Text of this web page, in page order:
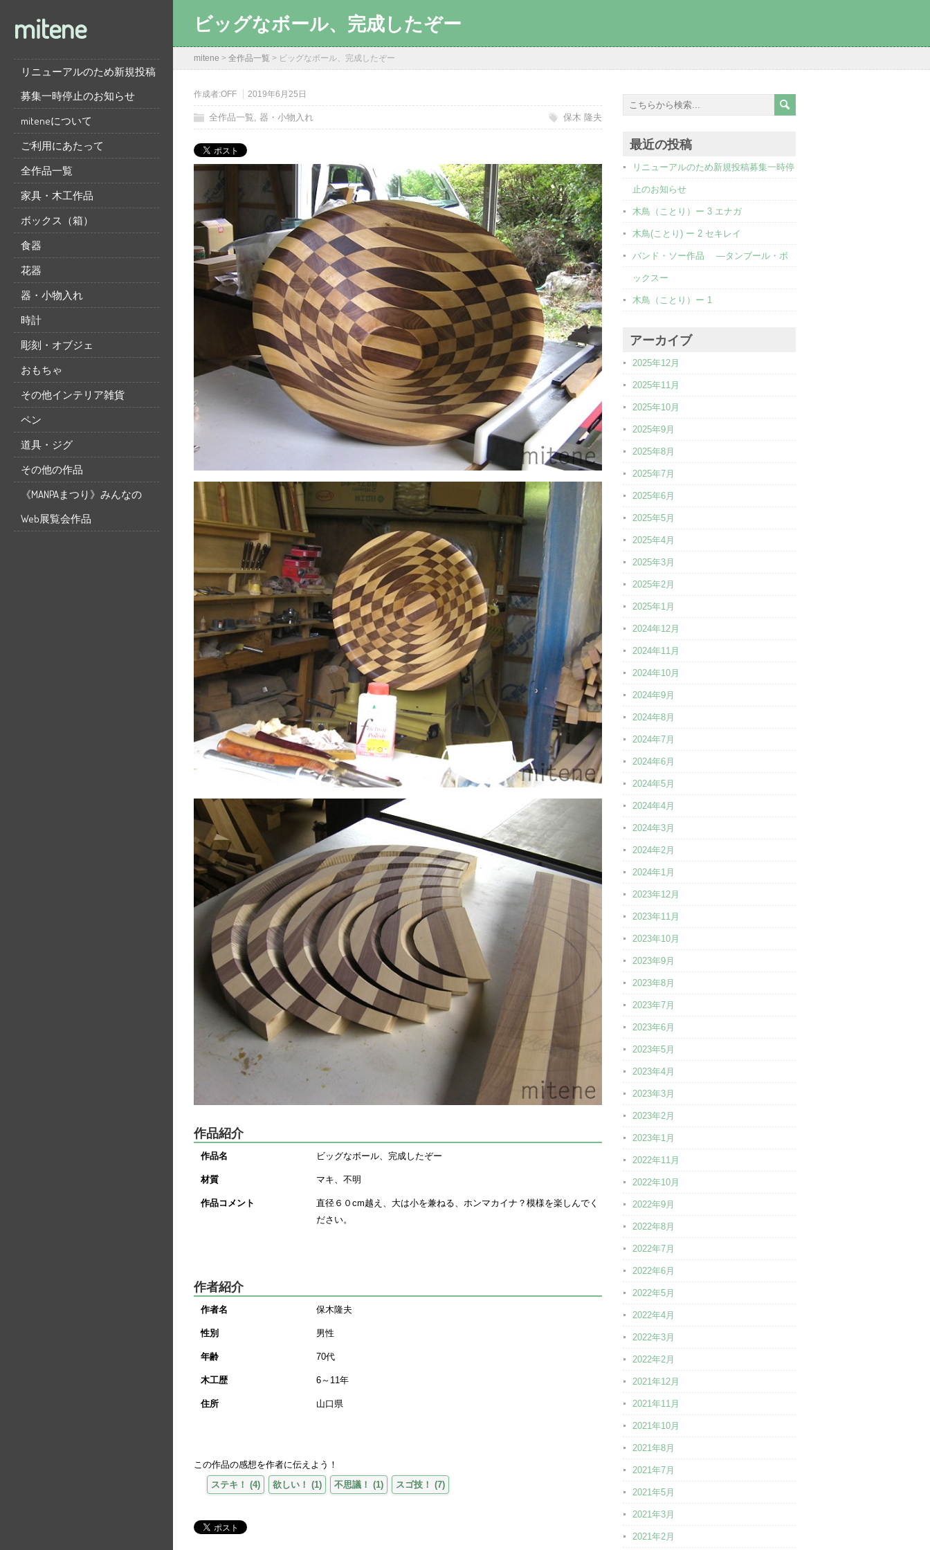
mitene
リニューアルのため新規投稿
募集一時停止のお知らせ
miteneについて
ご利用にあたって
全作品一覧
家具・木工作品
ボックス（箱）
食器
花器
器・小物入れ
時計
彫刻・オブジェ
おもちゃ
その他インテリア雑貨
ペン
道具・ジグ
その他の作品
《MANPAまつり》みんなの
Web展覧会作品
ビッグなボール、完成したぞー
mitene > 全作品一覧 > ビッグなボール、完成したぞー
作成者:OFF 2019年6月25日
全作品一覧, 器・小物入れ 保木 隆夫
作品紹介
作品名 ビッグなボール、完成したぞー
材質 マキ、不明
作品コメント
直径６０cm越え、大は小を兼ねる、ホンマカイナ？模様を楽しんでく
ださい。
作者紹介
作者名 保木隆夫
性別 男性
年齢 70代
木工歴 6～11年
住所 山口県
この作品の感想を作者に伝えよう！
ステキ！ (4) 欲しい！ (1) 不思議！ (1) スゴ技！ (7)
最近の投稿
リニューアルのため新規投稿募集一時停
止のお知らせ
木鳥（ことり）ー 3 エナガ
木鳥(ことり) ー 2 セキレイ
バンド・ソー作品 ―タンブール・ボ
ックスー
木鳥（ことり）ー 1
アーカイブ
2025年12月
2025年11月
2025年10月
2025年9月
2025年8月
2025年7月
2025年6月
2025年5月
2025年4月
2025年3月
2025年2月
2025年1月
2024年12月
2024年11月
2024年10月
2024年9月
2024年8月
2024年7月
2024年6月
2024年5月
2024年4月
2024年3月
2024年2月
2024年1月
2023年12月
2023年11月
2023年10月
2023年9月
2023年8月
2023年7月
2023年6月
2023年5月
2023年4月
2023年3月
2023年2月
2023年1月
2022年11月
2022年10月
2022年9月
2022年8月
2022年7月
2022年6月
2022年5月
2022年4月
2022年3月
2022年2月
2021年12月
2021年11月
2021年10月
2021年8月
2021年7月
2021年5月
2021年3月
2021年2月